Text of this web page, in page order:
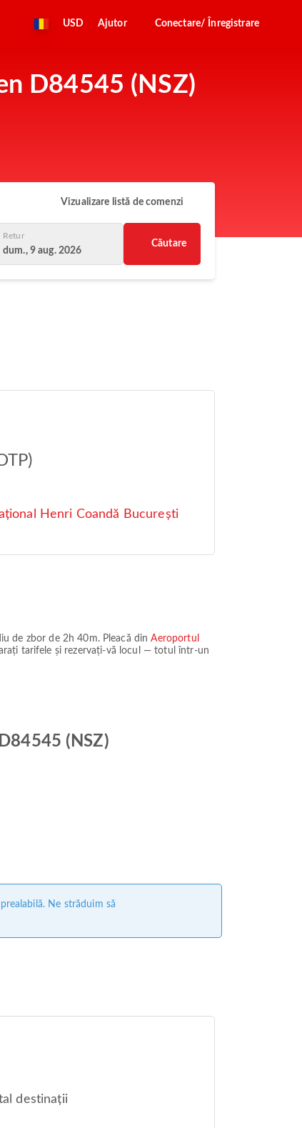
USD Ajutor Conectare/ Înregistrare
D84545 (NSZ)
Vizualizare listă de comenzi
Retur
dum., 9 aug. 2026
Căutare
Henri Coandă București
de zbor de 2h 40m. Pleacă dinAeroportul
tarifele și rezervați-vă locul — totul într-un
(NSZ)
Ne străduim să
destinații